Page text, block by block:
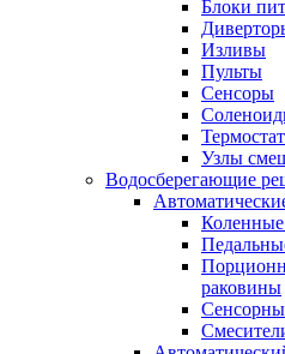
Блоки
Изливы
Пульты
Сенсоры
Узлы
Водосберегающие
Коленные
раковины